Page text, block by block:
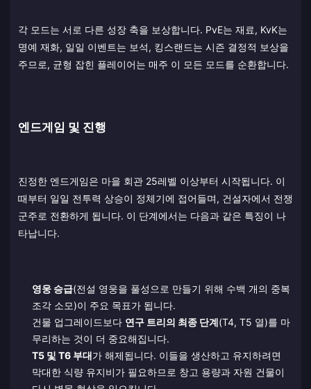
각 모드는 서로 다른 성장 축을 보상합니다. PvE는 재료, KvK는
명예 재화, 일일 이벤트는 보석, 킹스랜드는 시즌 결정적 보상을
주므로, 균형 잡힌 플레이어는 매주 이 모든 모드를 순환합니다.
엔드게임 및 진행
진정한 엔드게임은 마을 회관 25레벨 이상부터 시작됩니다. 이
때부터 일일 전투력 상승이 정체기에 접어들며, 건설자에서 전쟁
군주로 전환하게 됩니다. 이 단계에서는 다음과 같은 특징이 나
타납니다.
영웅 승급(전설 영웅을 풀성으로 만들기 위해 수백 개의 중복
조각 소모)이 주요 목표가 됩니다.
건물 업그레이드보다 연구 트리의 최종 단계(T4, T5 열)를 마
무리하는 것이 더 중요해집니다.
T5 및 T6 부대가 해제됩니다. 이들을 생산하고 유지하려면
막대한 식량 유지비가 필요하므로 창고 용량과 자원 건물이